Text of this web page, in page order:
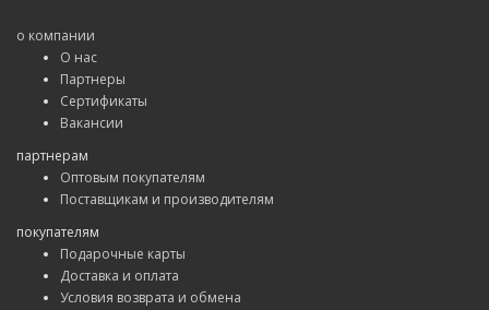
о компании
О нас
Партнеры
Сертификаты
Вакансии
партнерам
Оптовым покупателям
Поставщикам и производителям
покупателям
Подарочные карты
Доставка и оплата
Условия возврата и обмена